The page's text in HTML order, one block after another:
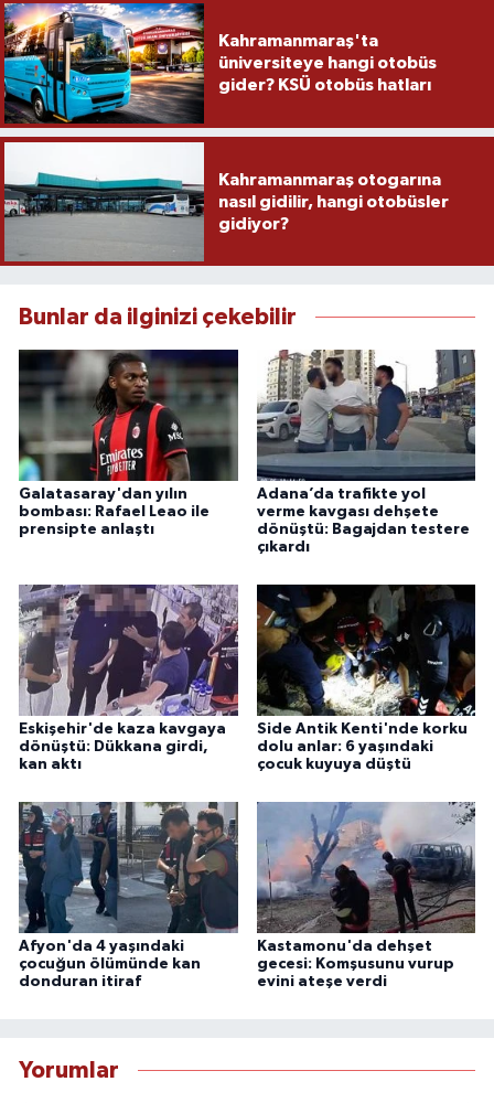
Kahramanmaraş'ta
üniversiteye hangi otobüs
gider? KSÜ otobüs hatları
Kahramanmaraş otogarına
nasıl gidilir, hangi otobüsler
gidiyor?
Bunlar da ilginizi çekebilir
Galatasaray'dan yılın
bombası: Rafael Leao ile
prensipte anlaştı
Adana’da trafikte yol
verme kavgası dehşete
dönüştü: Bagajdan testere
çıkardı
Eskişehir'de kaza kavgaya
dönüştü: Dükkana girdi,
kan aktı
Side Antik Kenti'nde korku
dolu anlar: 6 yaşındaki
çocuk kuyuya düştü
Afyon'da 4 yaşındaki
çocuğun ölümünde kan
donduran itiraf
Kastamonu'da dehşet
gecesi: Komşusunu vurup
evini ateşe verdi
Yorumlar